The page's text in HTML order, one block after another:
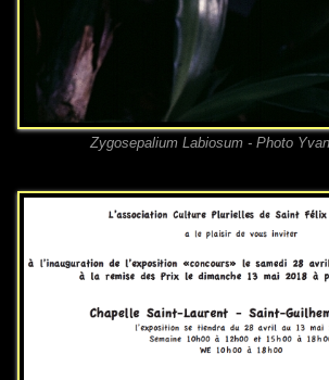
Zygosepalium Labiosum - Photo